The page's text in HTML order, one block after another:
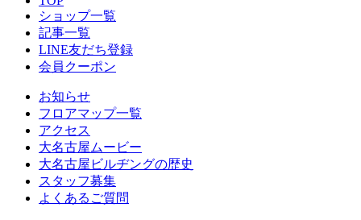
ショップ一覧
記事一覧
LINE友だち登録
会員クーポン
お知らせ
フロアマップ一覧
アクセス
大名古屋ムービー
大名古屋ビルヂングの歴史
スタッフ募集
よくあるご質問